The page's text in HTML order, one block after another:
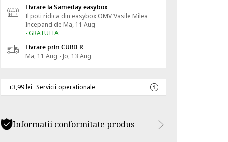
Livrare la Sameday easybox
Il poti ridica din easybox OMV Vasile Milea
Incepand de Ma, 11 Aug
- GRATUITA
Livrare prin CURIER
Ma, 11 Aug - Jo, 13 Aug
+3,99 lei Servicii operationale
Informatii conformitate produs